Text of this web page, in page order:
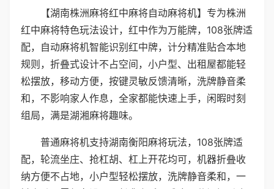
【湖南株洲麻将红中麻将自动麻将机】专为株洲
红中麻将特色玩法设计，红中作为万能牌，108张牌适
配，自动麻将机智能识别红中牌，计分精准贴合本地
规则，折叠式设计不占空间，小户型、出租屋都能轻
松摆放，移动方便，按键灵敏反馈清晰，洗牌静音柔
和，不影响家人作息，全家都能快速上手，闲暇时刻
组局，满是湖湘麻将趣味。
普通麻将机支持湖南衡阳麻将玩法，108张牌适
配，轮流坐庄、抢杠胡、杠上开花均可，机器折叠收
纳方便不占地，小户型轻松摆放，洗牌静音柔和，一